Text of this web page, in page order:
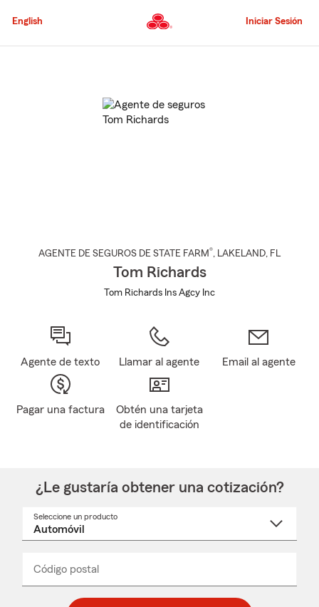
al
principal
English Iniciar Sesión
AGENTE DE SEGUROS DE STATE FARM®, LAKELAND, FL
Tom Richards
Tom Richards Ins Agcy Inc
Agente de texto Llamar al agente Email al agente
Pagar una factura
Obtén una tarjeta
de identificación
¿Le gustaría obtener una cotización?
Seleccione un producto
desplegable
Código postal
_____